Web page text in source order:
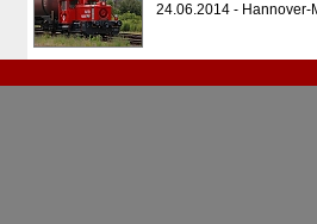
24.06.2014 - Hannover-